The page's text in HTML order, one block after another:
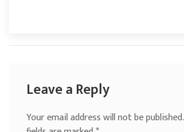
Leave a Reply
Your email address will not be published.